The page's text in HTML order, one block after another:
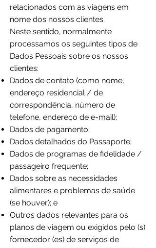
relacionados com as viagens em
nome dos nossos clientes.
Neste sentido, normalmente
processamos os seguintes tipos de
Dados Pessoais sobre os nossos
clientes:
Dados de contato (como nome,
endereço residencial / de
correspondência, número de
telefone, endereço de e-mail);
Dados de pagamento;
Dados detalhados do Passaporte;
Dados de programas de fidelidade /
passageiro frequente;
Dados sobre as necessidades
alimentares e problemas de saúde
(se houver); e
Outros dados relevantes para os
planos de viagem ou exigidos pelo (s)
fornecedor (es) de serviços de